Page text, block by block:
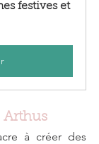
festives et
Arthus
à créer des